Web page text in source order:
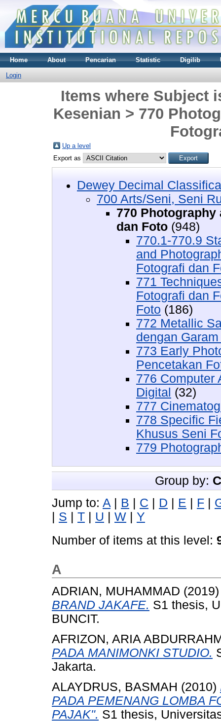
Home About Pencarian Statistic Digilib
Login
Items where Subject
Kesenian > 770
Up a level
Export as
Dewey Decimal
700 Arts/Seni, Seni
770
dan Foto (948)
770.1-770.9
and
Fotografi dan
771
Fotografi dan
Foto (186)
772 Metallic
dengan
773 Early
Pencetakan
776 Computer
Digital (32)
777
778 Specific
Khusus Seni
779
Group by:
Jump to: A B C D E F
S T U W
Y
Number of items at this level:
A
ADRIAN, MUHAMMAD
BRAND JAKAFE. S1 thesis,
BUNCIT.
AFRIZON, ARIA
PADA MANIMONKI STUDIO.
Jakarta.
ALAYDRUS, BASMAH (2010)
PADA PEMENANG LOMBA
PAJAK". S1 thesis,